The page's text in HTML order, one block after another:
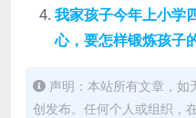
我家孩子今年上小学
心，要怎样锻炼孩子
声明：本站所有文章，
创发布。任何个人或组织，